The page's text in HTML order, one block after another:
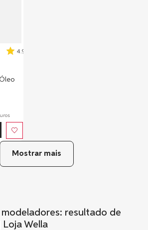
4.9
Mostrar mais
modeladores: resultado de
Loja Wella